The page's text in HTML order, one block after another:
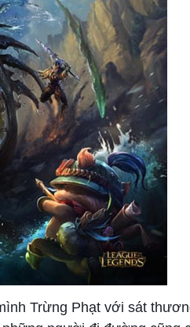
Trừng Phạt với sát